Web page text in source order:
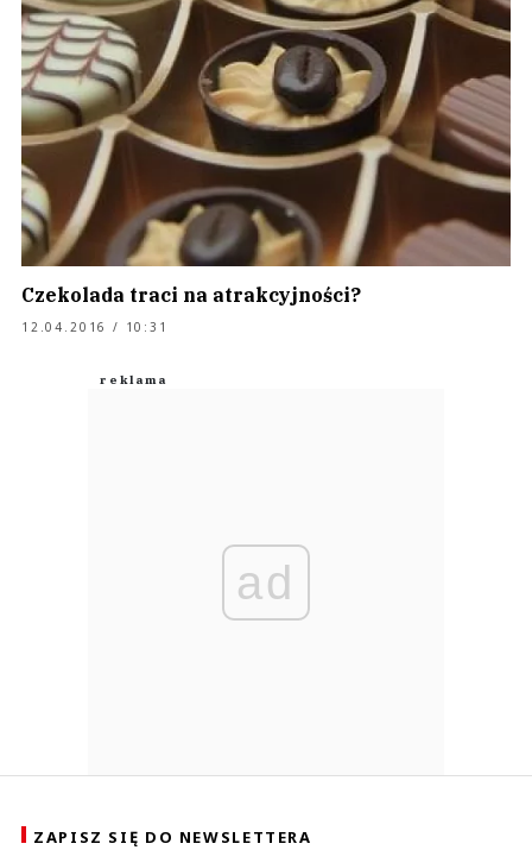
Czekolada traci na atrakcyjności?
12.04.2016 / 10:31
ad
ZAPISZ SIĘ DO NEWSLETTERA